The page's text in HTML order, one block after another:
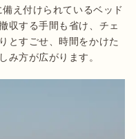
え付けられているベッド
収する手間も省け、チェ
とすごせ、時間をかけた
み方が広がります。